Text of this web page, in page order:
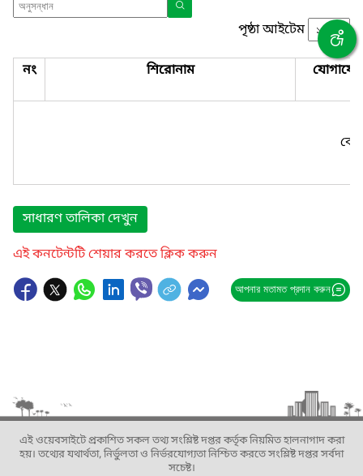
পৃষ্ঠা আইটেম
নং শিরোনাম
সাধারণ তালিকা দেখুন
এই কনটেন্টটি শেয়ার করতে ক্লিক করুন
আপনার মতামত প্রদান করুন
এই ওয়েবসাইটে প্রকাশিত সকল তথ্য সংশ্লিষ্ট দপ্তর কর্তৃক নিয়মিত হালনাগাদ করা
হয়। তথ্যের যথার্থতা, নির্ভুলতা ও নির্ভরযোগ্যতা নিশ্চিত করতে সংশ্লিষ্ট দপ্তর সর্বদা
সচেষ্ট।